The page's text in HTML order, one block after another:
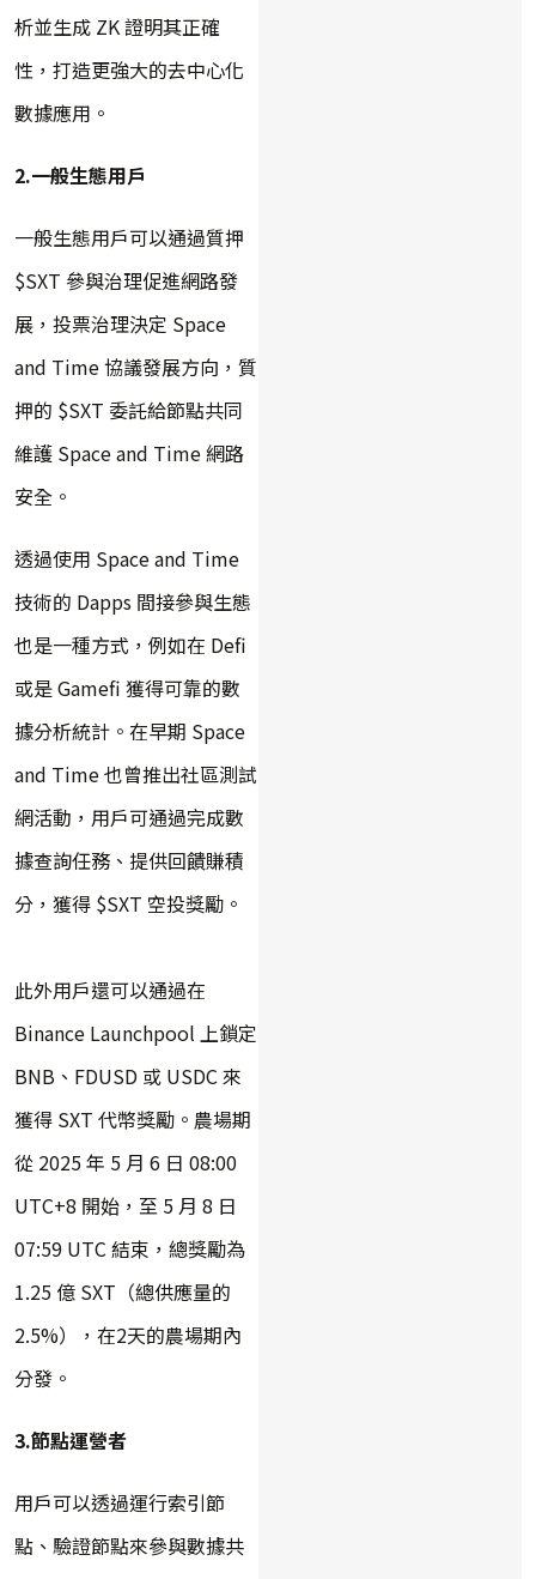
析並生成 ZK 證明其正確
性，打造更強大的去中心化
數據應用。
2.一般生態用戶
一般生態用戶可以通過質押
$SXT 參與治理促進網路發
展，投票治理決定 Space
and Time 協議發展方向，質
押的 $SXT 委託給節點共同
維護 Space and Time 網路
安全。
透過使用 Space and Time
技術的 Dapps 間接參與生態
也是一種方式，例如在 Defi
或是 Gamefi 獲得可靠的數
據分析統計。在早期 Space
and Time 也曾推出社區測試
網活動，用戶可通過完成數
據查詢任務、提供回饋賺積
分，獲得 $SXT 空投獎勵。
此外用戶還可以通過在
Binance Launchpool 上鎖定
BNB、FDUSD 或 USDC 來
獲得 SXT 代幣獎勵。農場期
從 2025 年 5 月 6 日 08:00
UTC+8 開始，至 5 月 8 日
07:59 UTC 結束，總獎勵為
1.25 億 SXT（總供應量的
2.5%），在2天的農場期內
分發。
3.節點運營者
用戶可以透過運行索引節
點、驗證節點來參與數據共